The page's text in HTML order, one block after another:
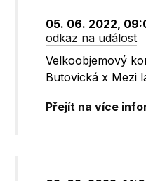
05. 06. 2022,
odkaz na událost
Velkoobjemový
Butovická x Mezi
Přejít na více